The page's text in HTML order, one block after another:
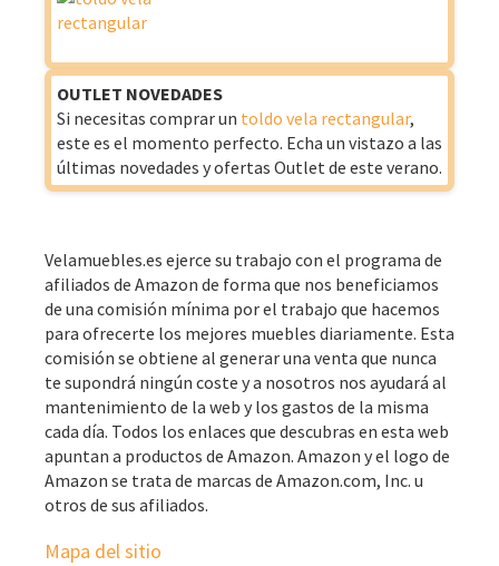
OUTLET NOVEDADES
Si necesitas comprar un toldo vela rectangular,
este es el momento perfecto. Echa un vistazo a las
últimas novedades y ofertas Outlet de este verano.
Velamuebles.es ejerce su trabajo con el programa de
afiliados de Amazon de forma que nos beneficiamos
de una comisión mínima por el trabajo que hacemos
para ofrecerte los mejores muebles diariamente. Esta
comisión se obtiene al generar una venta que nunca
te supondrá ningún coste y a nosotros nos ayudará al
mantenimiento de la web y los gastos de la misma
cada día. Todos los enlaces que descubras en esta web
apuntan a productos de Amazon. Amazon y el logo de
Amazon se trata de marcas de Amazon.com, Inc. u
otros de sus afiliados.
Mapa del sitio